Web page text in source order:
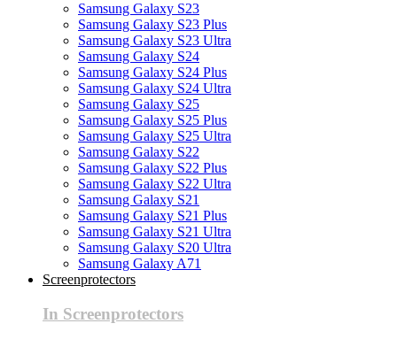
Samsung Galaxy S23
Samsung Galaxy S23 Plus
Samsung Galaxy S23 Ultra
Samsung Galaxy S24
Samsung Galaxy S24 Plus
Samsung Galaxy S24 Ultra
Samsung Galaxy S25
Samsung Galaxy S25 Plus
Samsung Galaxy S25 Ultra
Samsung Galaxy S22
Samsung Galaxy S22 Plus
Samsung Galaxy S22 Ultra
Samsung Galaxy S21
Samsung Galaxy S21 Plus
Samsung Galaxy S21 Ultra
Samsung Galaxy S20 Ultra
Samsung Galaxy A71
Screenprotectors
In Screenprotectors